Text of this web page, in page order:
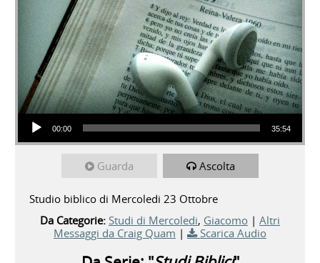
Audio Player
00:00 35:54
Guarda Ascolta
Studio biblico di Mercoledi 23 Ottobre
Da Categorie: Studi di Mercoledi, Giacomo | Altri
Messaggi da Craig Quam | Scarica Audio